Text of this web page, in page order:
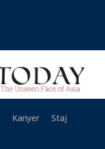
Kariyer
Staj